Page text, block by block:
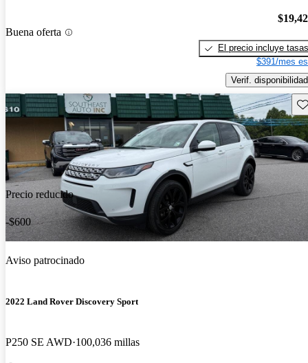
Buena oferta
El precio incluye tasas
$391/mes
Verif. disponibilidad
Precio reducido
-$600
Aviso patrocinado
2022 Land Rover Discovery Sport
P250 SE AWD 100,036 millas